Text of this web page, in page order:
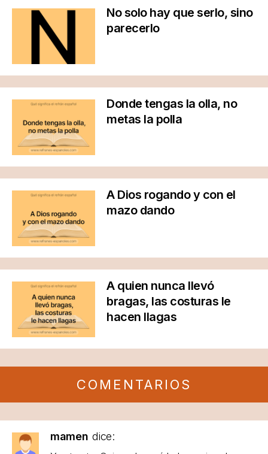
No solo hay que serlo, sino
parecerlo
Donde tengas la olla, no
metas la polla
A Dios rogando y con el
mazo dando
A quien nunca llevó
bragas, las costuras le
hacen llagas
COMENTARIOS
mamen dice: